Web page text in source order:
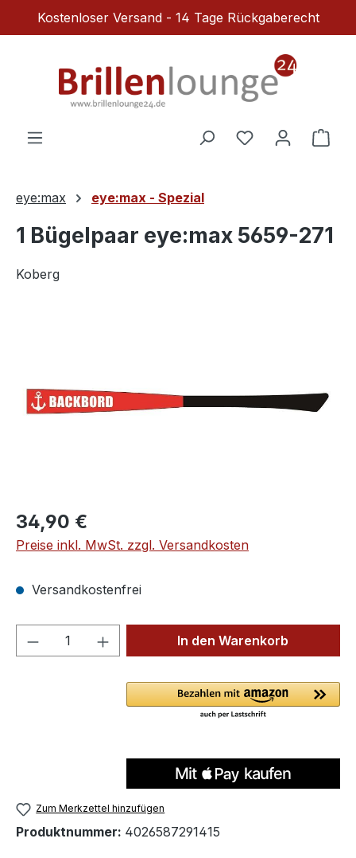
Zum Hauptinhalt springen
Kostenloser Versand - 14 Tage Rückgaberecht
Du hast 0
eye:max eye:max - Spezial
1 Bügelpaar eye:max 5659-271
Koberg
Regulärer Preis:
34,90 €
Preise inkl. MwSt. zzgl. Versandkosten
Versandkostenfrei
Produkt Anzahl: Gib denIn den Warenkorb
Zum Merkzettel hinzufügen
Produktnummer: 4026587291415